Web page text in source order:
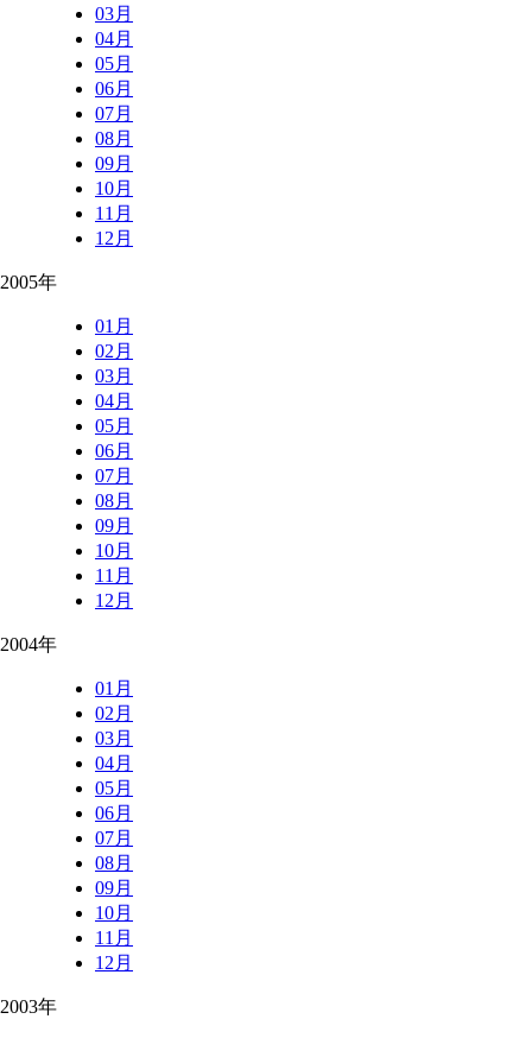
03月
04月
05月
06月
07月
08月
09月
10月
11月
12月
2005年
01月
02月
03月
04月
05月
06月
07月
08月
09月
10月
11月
12月
2004年
01月
02月
03月
04月
05月
06月
07月
08月
09月
10月
11月
12月
2003年